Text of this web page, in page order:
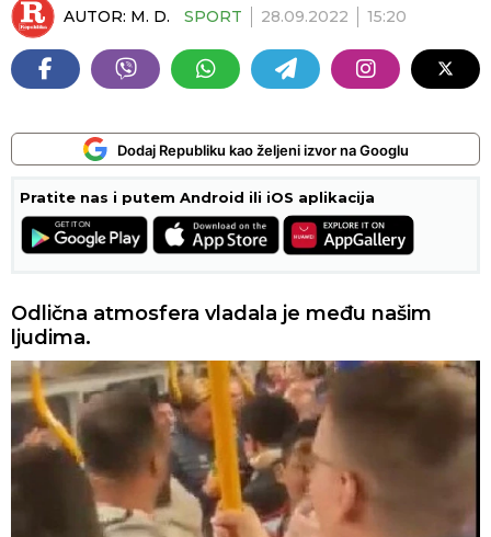
AUTOR: M. D. SPORT 28.09.2022 15:20
Dodaj Republiku kao željeni izvor na Googlu
Pratite nas i putem Android ili iOS aplikacija
Odlična atmosfera vladala je među našim
ljudima.